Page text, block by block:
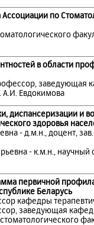
по
в области
заведующая
Евдокимова
диспансеризации и
здоровья
- д.м.н., доцент,
- к.м.н.,
первичной
Беларусь
кафедры
заведующая